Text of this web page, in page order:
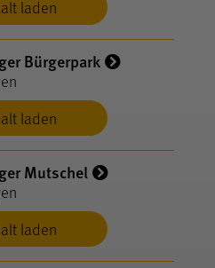
laden
laden
Bürgerpark
laden
Mutschel